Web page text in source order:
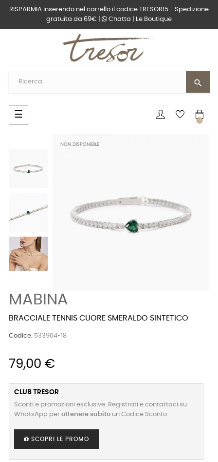
RISPARMIA inserendo nel carrello il codice TRESOR15 - Spedizione
gratuita da 69€ |
Chatta Le Boutique
search
navigazione
Toggle
☰
0
NON DISPONIBILE
MABINA
BRACCIALE TENNIS CUORE SMERALDO SINTETICO
Codice: 533904-18
79,00 €
CLUB TRESOR
Sconti e promozioni esclusive. Registrati e contattaci su
WhatsApp per ottenere subito un Codice Sconto
SCOPRI LE PROMO